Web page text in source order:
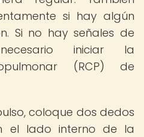
si hay algún
Si no hay señales de
iniciar la
(RCP) de
coloque dos dedos
el lado interno de la